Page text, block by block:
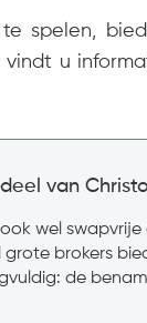
spelen,
u
van
ook wel
grote brokers
de